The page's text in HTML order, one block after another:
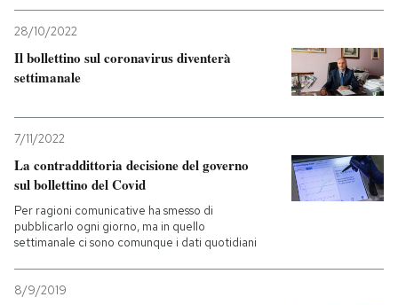
28/10/2022
Il bollettino sul coronavirus diventerà
settimanale
7/11/2022
La contraddittoria decisione del governo
sul bollettino del Covid
Per ragioni comunicative ha smesso di
pubblicarlo ogni giorno, ma in quello
settimanale ci sono comunque i dati quotidiani
8/9/2019